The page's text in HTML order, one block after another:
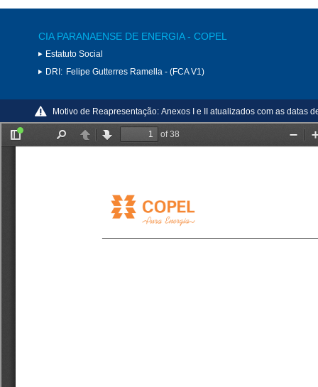
CIA PARANAENSE DE ENERGIA - COPEL
Estatuto Social
DRI: Felipe Gutterres Ramella - (FCA V1)
Motivo de Reapresentação: Anexos I e II atualizados com as datas